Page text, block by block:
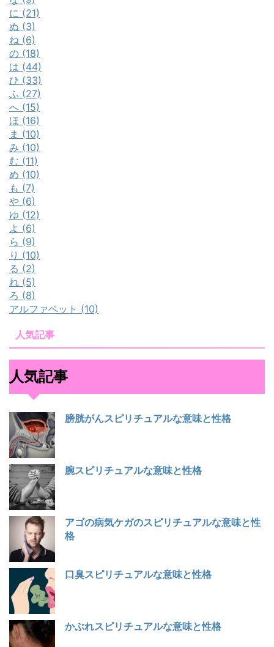
に (21)
ぬ (3)
ね (6)
の (18)
は (44)
ひ (33)
ふ (27)
へ (15)
ほ (16)
ま (10)
み (10)
む (11)
め (10)
も (7)
や (6)
ゆ (12)
よ (6)
ら (9)
り (10)
る (2)
れ (5)
ろ (8)
アルファベット (10)
人気記事
人気記事
膀胱がんスピリチュアルな意味と性格
腕スピリチュアルな意味と性格
アゴの病気ケガのスピリチュアルな意味と性
格
口臭スピリチュアルな意味と性格
かぶれスピリチュアルな意味と性格